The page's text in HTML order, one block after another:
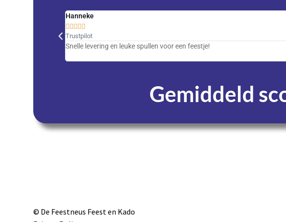
Hanneke
    
Trustpilot
Snelle levering en leuke spullen voor een feestje!
Gemiddeld
© De Feestneus Feest en Kado